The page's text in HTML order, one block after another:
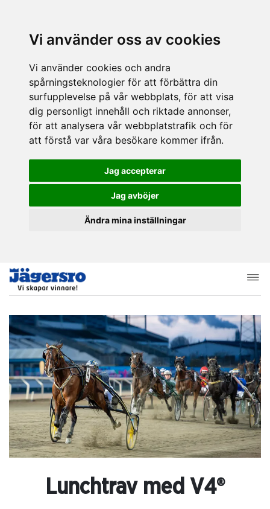
Vi använder oss av cookies
Vi använder cookies och andra
spårningsteknologier för att förbättra din
surfupplevelse på vår webbplats, för att visa
dig personligt innehåll och riktade annonser,
för att analysera vår webbplatstrafik och för
att förstå var våra besökare kommer ifrån.
Jag accepterar
Jag avböjer
Ändra mina inställningar
Lunchtrav med V4®